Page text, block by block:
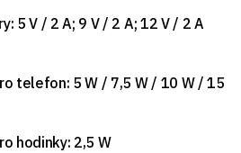
5 V / 2 A; 9 V / 2 A; 12 V / 2 A
telefon: 5 W / 7,5 W / 10 W / 15
hodinky: 2,5 W